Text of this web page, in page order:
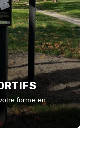
forme en